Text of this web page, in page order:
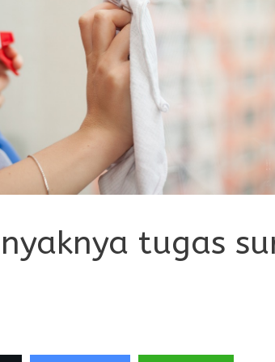
tugas